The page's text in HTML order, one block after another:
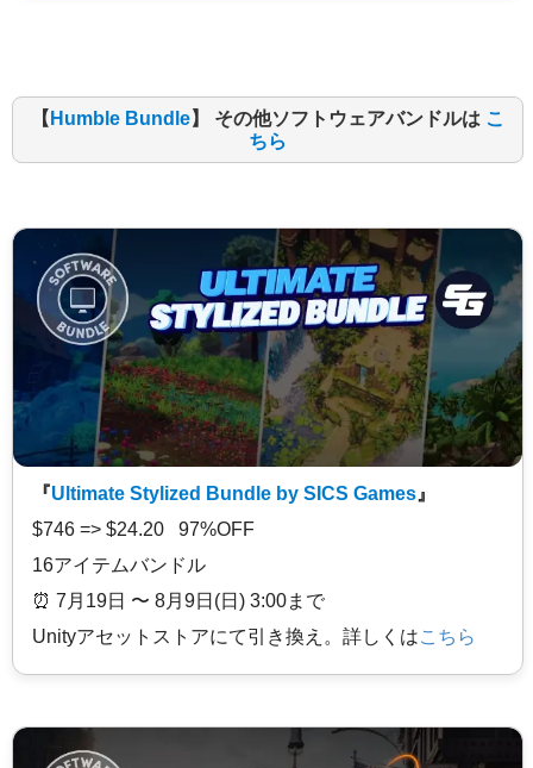
【 Humble Bundle】 その他ソフトウェアバンドルは こ
ちら
『Ultimate Stylized Bundle by SICS Games 』
$746 => $24.20 97%OFF
16アイテムバンドル
⏰️ 7月19日 〜 8月9日(日) 3:00まで
Unityアセットストアにて引き換え。詳しくはこちら